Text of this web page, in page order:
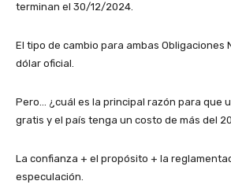
terminan el 30/12/2024.
El tipo de cambio para ambas Obligaciones
dólar oficial.
Pero… ¿cuál es la principal razón para que
gratis y el país tenga un costo de más del
La confianza + el propósito + la
especulación.